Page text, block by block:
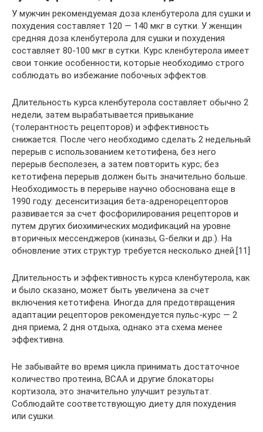
У мужчин рекомендуемая доза кленбутерола для сушки и
похудения составляет 120 — 140 мкг в сутки. У женщин
средняя доза кленбутерола для сушки и похудения
составляет 80-100 мкг в сутки. Курс кленбутерола имеет
свои тонкие особенности, которые необходимо строго
соблюдать во избежание побочных эффектов.
Длительность курса кленбутерола составляет обычно 2
недели, затем вырабатывается привыкание
(толерантность рецепторов) и эффективность
снижается. После чего необходимо сделать 2 недельный
перерыв с использованием кетотифена, без него
перерыв бесполезен, а затем повторить курс; без
кетотифена перерыв должен быть значительно больше.
Необходимость в перерыве научно обоснована еще в
1990 году: десенситизация бета-адренорецепторов
развивается за счет фосфорилирования рецепторов и
путем других биохимических модификаций на уровне
вторичных мессенджеров (киназы, G-белки и др.). На
обновление этих структур требуется несколько дней.[11]
Длительность и эффективность курса кленбутерола, как
и было сказано, может быть увеличена за счет
включения кетотифена. Иногда для предотвращения
адаптации рецепторов рекомендуется пульс-курс — 2
дня приема, 2 дня отдыха, однако эта схема менее
эффективна.
Не забывайте во время цикла принимать достаточное
количество протеина, BCAA и другие блокаторы
кортизола, это значительно улучшит результат.
Соблюдайте соответствующую диету для похудения
или сушки.